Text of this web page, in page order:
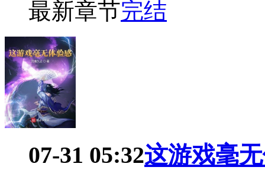
最新章节完结
07-31 05:32这游戏毫